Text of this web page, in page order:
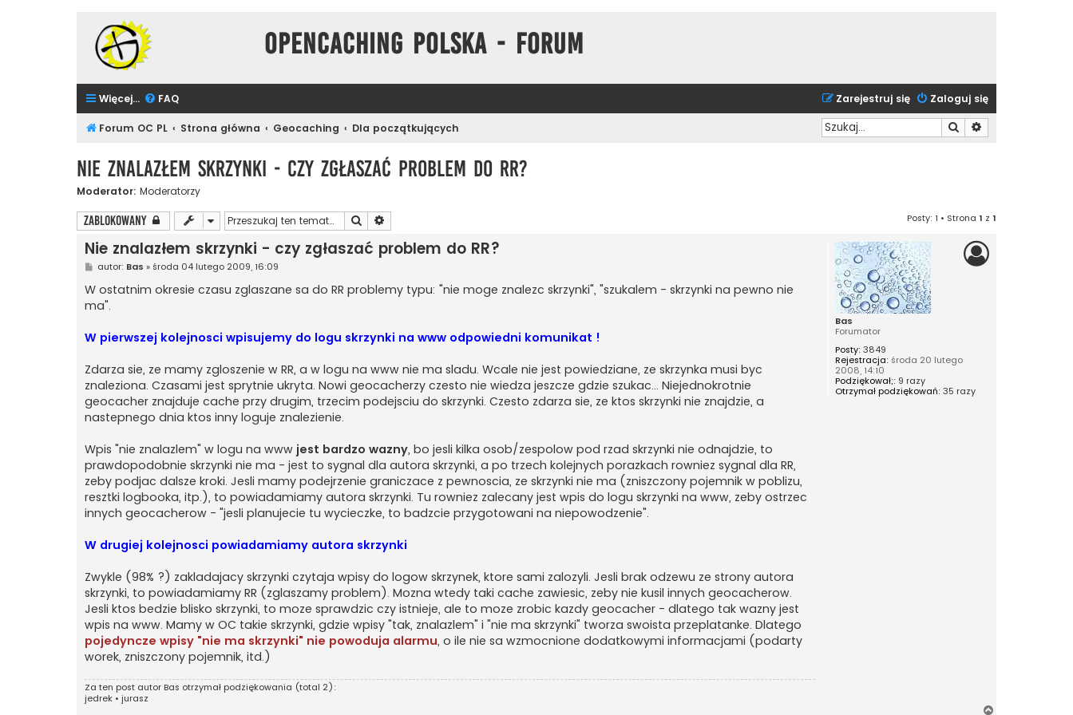
Opencaching Polska - Forum
Więcej… FAQ Zaloguj się
Zarejestruj się
Forum OC PL Strona główna Geocaching Dla początkujących Szukaj
Nie znalazłem skrzynki - czy zgłaszać problem do RR?
Moderator: Moderatorzy
Zablokowany Szukaj Posty: 1 • Strona 1 z 1
Bas
Forumator
Posty: 3849
Rejestracja: środa 20 lutego
2008, 14:10
Podziękował;: 9 razy
Otrzymał podziękowań: 35 razy
Nie znalazłem skrzynki - czy zgłaszać problem do RR?
P
s
t
autor: Bas » środa 04 lutego 2009, 16:09
W ostatnim okresie czasu zglaszane sa do RR problemy typu: "nie moge znalezc skrzynki", "szukalem - skrzynki na pewno nie
ma".
W pierwszej kolejnosci wpisujemy do logu skrzynki na www odpowiedni komunikat !
Zdarza sie, ze mamy zgloszenie w RR, a w logu na www nie ma sladu. Wcale nie jest powiedziane, ze skrzynka musi byc
znaleziona. Czasami jest sprytnie ukryta. Nowi geocacherzy czesto nie wiedza jeszcze gdzie szukac... Niejednokrotnie
geocacher znajduje cache przy drugim, trzecim podejsciu do skrzynki. Czesto zdarza sie, ze ktos skrzynki nie znajdzie, a
nastepnego dnia ktos inny loguje znalezienie.
Wpis "nie znalazlem" w logu na www jest bardzo wazny, bo jesli kilka osob/zespolow pod rzad skrzynki nie odnajdzie, to
prawdopodobnie skrzynki nie ma - jest to sygnal dla autora skrzynki, a po trzech kolejnych porazkach rowniez sygnal dla RR,
zeby podjac dalsze kroki. Jesli mamy podejrzenie graniczace z pewnoscia, ze skrzynki nie ma (zniszczony pojemnik w poblizu,
resztki logbooka, itp.), to powiadamiamy autora skrzynki. Tu rowniez zalecany jest wpis do logu skrzynki na www, zeby ostrzec
innych geocacherow - "jesli planujecie tu wycieczke, to badzcie przygotowani na niepowodzenie".
W drugiej kolejnosci powiadamiamy autora skrzynki
Zwykle (98% ?) zakladajacy skrzynki czytaja wpisy do logow skrzynek, ktore sami zalozyli. Jesli brak odzewu ze strony autora
skrzynki, to powiadamiamy RR (zglaszamy problem). Mozna wtedy taki cache zawiesic, zeby nie kusil innych geocacherow.
Jesli ktos bedzie blisko skrzynki, to moze sprawdzic czy istnieje, ale to moze zrobic kazdy geocacher - dlatego tak wazny jest
wpis na www. Mamy w OC takie skrzynki, gdzie wpisy "tak, znalazlem" i "nie ma skrzynki" tworza swoista przeplatanke. Dlatego
pojedyncze wpisy "nie ma skrzynki" nie powoduja alarmu, o ile nie sa wzmocnione dodatkowymi informacjami (podarty
worek, zniszczony pojemnik, itd.)
Za ten post autor Bas otrzymał podziękowania (total 2):
jedrek • jurasz